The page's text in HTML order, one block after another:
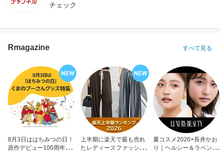
チェック
Rmagazine すべて見る
8月3日ははちみつの日！
原作デビュー100周年も
上半期に楽天で最も売れ
たレディースファッショ
夏コスメ2026×長井かお
り｜ヘルシー＆ラベンダ